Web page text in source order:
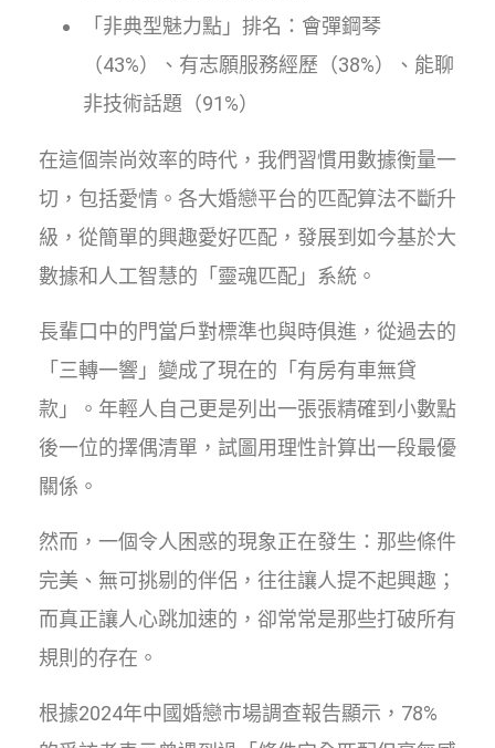
「非典型魅力點」排名：會彈鋼琴
（43%）、有志願服務經歷（38%）、能聊
非技術話題（91%）
在這個崇尚效率的時代，我們習慣用數據衡量一
切，包括愛情。各大婚戀平台的匹配算法不斷升
級，從簡單的興趣愛好匹配，發展到如今基於大
數據和人工智慧的「靈魂匹配」系統。
長輩口中的門當戶對標準也與時俱進，從過去的
「三轉一響」變成了現在的「有房有車無貸
款」。年輕人自己更是列出一張張精確到小數點
後一位的擇偶清單，試圖用理性計算出一段最優
關係。
然而，一個令人困惑的現象正在發生：那些條件
完美、無可挑剔的伴侶，往往讓人提不起興趣；
而真正讓人心跳加速的，卻常常是那些打破所有
規則的存在。
根據2024年中國婚戀市場調查報告顯示，78%